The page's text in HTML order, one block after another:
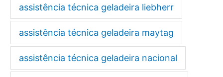
assistência técnica geladeira liebherr
assistência técnica geladeira maytag
assistência técnica geladeira nacional